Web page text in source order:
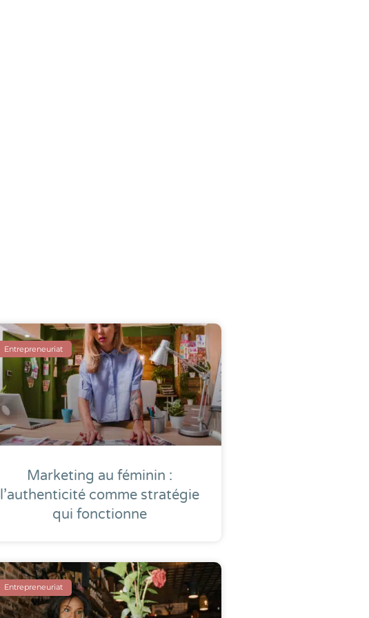
Entrepreneuriat
Marketing au féminin :
l’authenticité comme stratégie
qui fonctionne
Entrepreneuriat